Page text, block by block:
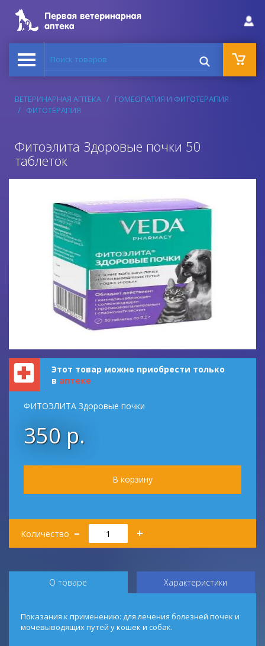
Поиск товаров
ВЕТЕРИНАРНАЯ АПТЕКА
ГОМЕОПАТИЯ И ФИТОТЕРАПИЯ
ФИТОТЕРАПИЯ
Фитоэлита Здоровые почки 50
таблеток
Этот товар можно приобрести только
в аптеке
ФИТОЭЛИТА Здоровые почки
350 р.
Количество
Количество
– +
О товаре Характеристики
Показания к применению: для лечения болезней почек и
мочевыводящих путей у кошек и собак.